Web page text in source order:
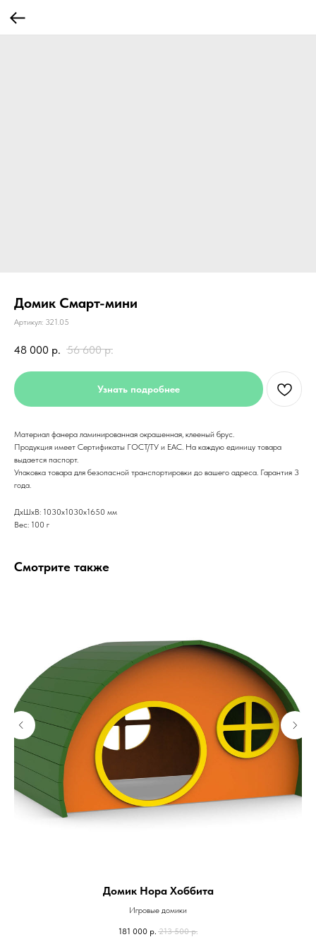
Домик Смарт-мини
Артикул: 321.05
48 000 р. 56 600 р.
Узнать подробнее
Материал фанера ламинированная окрашенная, клееный брус.
Продукция имеет Сертификаты ГОСТ/ТУ и ЕАС. На каждую единицу товара
выдается паспорт.
Упаковка товара для безопасной транспортировки до вашего адреса. Гарантия 3
года.
ДxШxВ: 1030x1030x1650 мм
Вес: 100 г
Смотрите также
Домик Нора Хоббита
Игровые домики
181 000 р. 213 500 р.